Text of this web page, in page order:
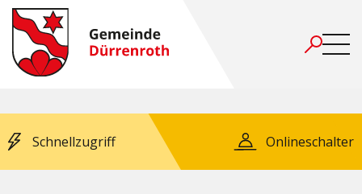
Schnellzugriff Onlineschalter